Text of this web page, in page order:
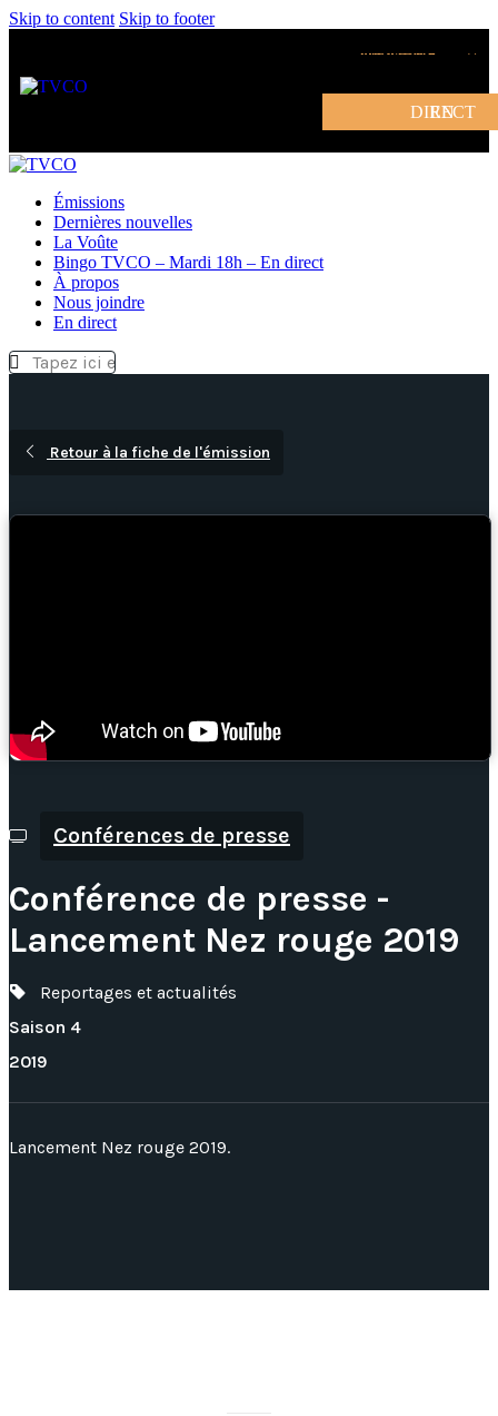
Skip to content Skip to footer
DEVENIR MEMBRE
EN DIRECT
Émissions
Dernières nouvelles
La Voûte
Bingo TVCO – Mardi 18h – En direct
À propos
Nous joindre
En direct
Retour à la fiche de l'émission
Conférences de presse
Conférence de presse -
Lancement Nez rouge 2019
Reportages et actualités
Saison 4
2019
Lancement Nez rouge 2019.